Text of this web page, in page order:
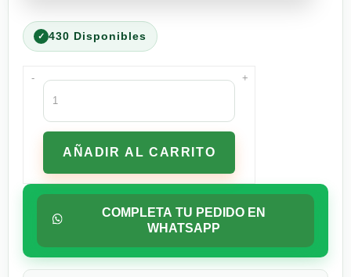
430 Disponibles
-
Whiskas
Adulto
Carne
3
cantidad
AÑADIR AL CARRITO
+
COMPLETA TU PEDIDO EN
WHATSAPP